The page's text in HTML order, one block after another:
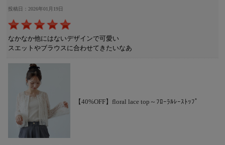
投稿日：2026年01月19日
なかなか他にはないデザインで可愛い
スエットやブラウスに合わせてきたいなあ
【40%OFF】floral lace top～ﾌﾛｰﾗﾙﾚｰｽﾄｯﾌﾟ